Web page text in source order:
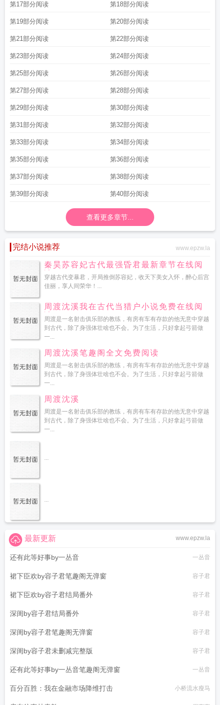
第17部分阅读 第18部分阅读
第19部分阅读 第20部分阅读
第21部分阅读 第22部分阅读
第23部分阅读 第24部分阅读
第25部分阅读 第26部分阅读
第27部分阅读 第28部分阅读
第29部分阅读 第30部分阅读
第31部分阅读 第32部分阅读
第33部分阅读 第34部分阅读
第35部分阅读 第36部分阅读
第37部分阅读 第38部分阅读
第39部分阅读 第40部分阅读
查看更多章节...
完结小说推荐 www.epzw.la
秦昊苏容妃古代最强昏君最新章节在线阅
读
穿越古代变暴君，开局推倒苏容妃，收天下美女入怀，醉心后宫
佳丽，享人间荣华！...
周渡沈溪我在古代当猎户小说免费在线阅
读
周渡是一名射击俱乐部的教练，有房有车有存款的他无意中穿越
到古代，除了身强体壮啥也不会。为了生活，只好拿起弓箭做
一...
周渡沈溪笔趣阁全文免费阅读
周渡是一名射击俱乐部的教练，有房有车有存款的他无意中穿越
到古代，除了身强体壮啥也不会。为了生活，只好拿起弓箭做
一...
周渡沈溪
周渡是一名射击俱乐部的教练，有房有车有存款的他无意中穿越
到古代，除了身强体壮啥也不会。为了生活，只好拿起弓箭做
一...
...
...
www.epzw.la
最新更新
还有此等好事by一丛音 一丛音
裙下臣欢by容子君笔趣阁无弹窗 容子君
裙下臣欢by容子君结局番外 容子君
深闺by容子君结局番外 容子君
深闺by容子君笔趣阁无弹窗 容子君
深闺by容子君未删减完整版 容子君
还有此等好事by一丛音笔趣阁无弹窗 一丛音
百分百胜：我在金融市场降维打击 小桥流水瘦马